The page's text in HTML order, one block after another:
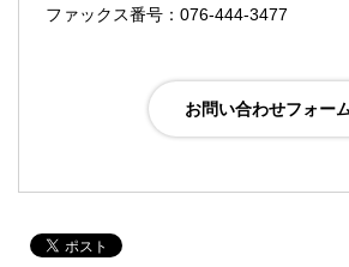
ファックス番号：076-444-3477